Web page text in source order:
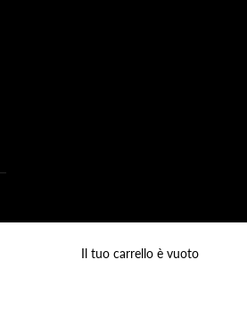
Il tuo carrello è vuoto
Prodotti